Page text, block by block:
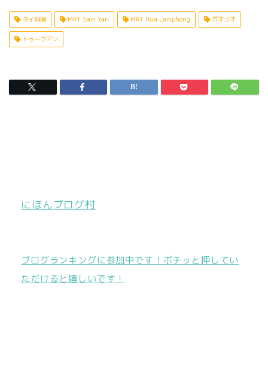
タイ料理 MRT Sam Yan MRT Hua Lamphong ガオラオ
トゥーフアン
にほんブログ村
ブログランキングに参加中です！ポチッと押してい
ただけると嬉しいです！